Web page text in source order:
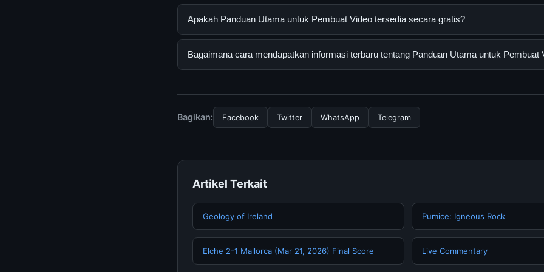
Panduan Utama untuk Pembuat Video adalah layanan digital yang dirancang untuk
resmi dan mengikuti panduan yang tersedia.
Apakah Panduan Utama untuk Pembuat Video tersedia secara gratis?
Ya, Panduan Utama untuk Pembuat Video dapat diakses secara gratis oleh semua
Bagaimana cara mendapatkan informasi terbaru tentang Panduan Utama untuk Pembuat
dan terpercaya.
Bagikan: Facebook Twitter WhatsApp Telegram
Artikel Terkait
Geology of Ireland Pumice: Igneous Rock
Elche 2-1 Mallorca (Mar 21, 2026) Final Score Live Commentary